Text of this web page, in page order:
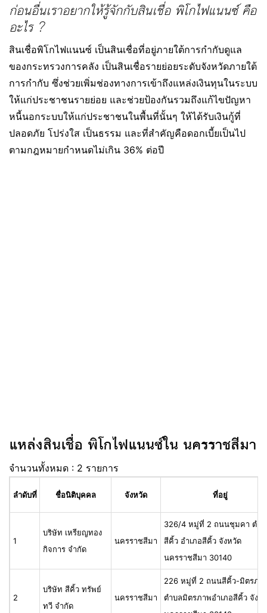
ก่อนอื่นเราอยากให้รู้จักกับสินเชื่อ พิโกไฟแนนซ์ คือ
อะไร ?
สินเชื่อพิโกไฟแนนซ์ เป็นสินเชื่อที่อยู่ภายใต้การกำกับดูแล
ของกระทรวงการคลัง เป็นสินเชื่อรายย่อยระดับจังหวัดภายใต้
การกำกับ ซึ่งช่วยเพิ่มช่องทางการเข้าถึงแหล่งเงินทุนในระบบ
ให้แก่ประชาชนรายย่อย และช่วยป้องกันรวมถึงแก้ไขปัญหา
หนี้นอกระบบให้แก่ประชาชนในพื้นที่นั้นๆ ให้ได้รับเงินกู้ที่
ปลอดภัย โปร่งใส เป็นธรรม และที่สำคัญคือดอกเบี้ยเป็นไป
ตามกฎหมายกำหนดไม่เกิน 36% ต่อปี
แหล่งสินเชื่อ พิโกไฟแนนซ์ใน นครราชสีมา
จำนวนทั้งหมด : 2 รายการ
ลำดับที่ ชื่อนิติบุคคล จังหวัด ที่อยู่
1
บริษัท เหรียญทอง
กิจการ จำกัด
นครราชสีมา
326/4 หมู่ที่ 2 ถนนชุมคา ตำ
สีคิ้ว อำเภอสีคิ้ว จังหวัด
นครราชสีมา 30140
2
บริษัท สีคิ้ว ทรัพย์
ทวี จำกัด
นครราชสีมา
226 หมู่ที่ 2 ถนนสีคิ้ว-มิตรภา
ตำบลมิตรภาพอำเภอสีคิ้ว จังห